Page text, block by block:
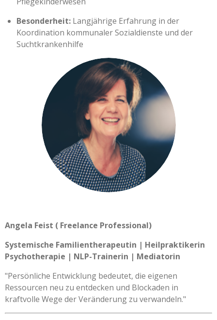
Besonderheit: Langjährige Erfahrung in der
Koordination kommunaler Sozialdienste und der
Suchtkrankenhilfe
Angela Feist ( Freelance Professional)
Systemische Familientherapeutin | Heilpraktikerin
Psychotherapie | NLP-Trainerin | Mediatorin
"Persönliche Entwicklung bedeutet, die eigenen
Ressourcen neu zu entdecken und Blockaden in
kraftvolle Wege der Veränderung zu verwandeln."